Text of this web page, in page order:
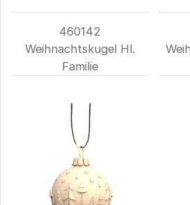
460142
Weihnachtskugel Hl.
Familie